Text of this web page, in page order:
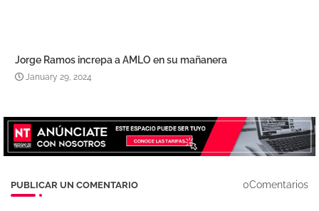
Jorge Ramos increpa a AMLO en su mañanera
January 29, 2024
PUBLICAR UN COMENTARIO 0Comentarios